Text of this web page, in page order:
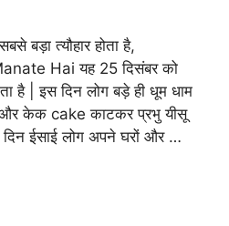
बड़ा त्यौहार होता है,
Hai यह 25 दिसंबर को
है | इस दिन लोग बड़े ही धूम धाम
केक cake काटकर प्रभु यीसू
ईसाई लोग अपने घरों और …